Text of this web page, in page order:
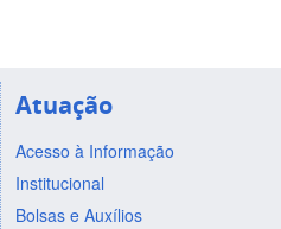
Atuação
Acesso à Informação
Institucional
Bolsas e Auxílios